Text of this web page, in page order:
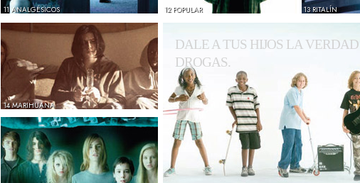
11 ANALGÉSICOS 12 POPULAR 13 RITALÍN
14 MARIHUANA
DALE A TUS HIJOS LA
DROGAS.